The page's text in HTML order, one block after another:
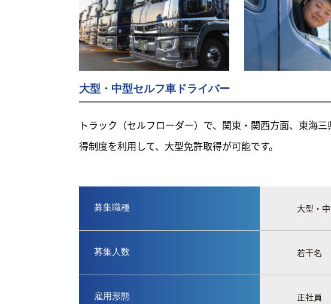
大型・中型セルフ車ドライバー
トラック（セルフローダー）で、関東・関西方面、東海
得制度を利用して、大型免許取得が可能です。
募集職種 大型・
募集⼈数 若干名
雇用形態 正社員